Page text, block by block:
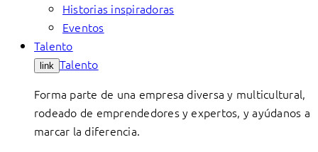
Historias inspiradoras
Eventos
Talento
link Talento
Forma parte de una empresa diversa y multicultural,
rodeado de emprendedores y expertos, y ayúdanos a
marcar la diferencia.